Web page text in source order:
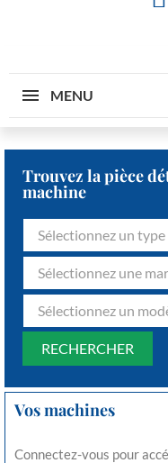
MENU
Trouvez la pièce
machine
Sélectionnez un
Sélectionnez une
Sélectionnez un
Vos machines
Connectez-vous pour